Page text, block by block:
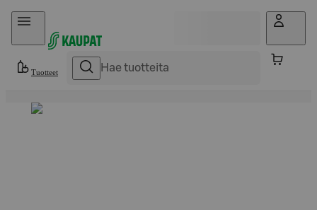
Hyppää sisältöön
Tuotteet